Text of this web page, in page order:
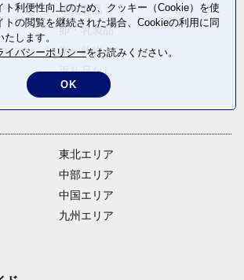
電化製品
卵・乳製品
米・穀物
返礼品なし
東北エリア
中部エリア
中国エリア
九州エリア
ト利便性向上のため、クッキー（Cookie）を使
トの閲覧を継続された場合、Cookieの利用に同
します。
イバシーポリシーをお読みください。
OK